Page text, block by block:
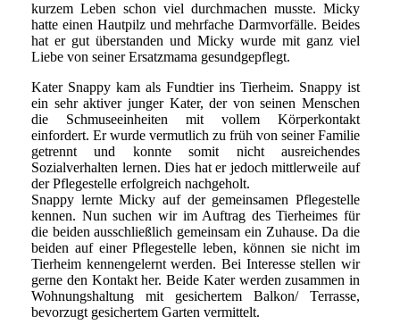
kurzem Leben schon viel durchmachen musste. Micky
hatte einen Hautpilz und mehrfache Darmvorfälle. Beides
hat er gut überstanden und Micky wurde mit ganz viel
Liebe von seiner Ersatzmama gesundgepflegt.
Kater Snappy kam als Fundtier ins Tierheim. Snappy ist
ein sehr aktiver junger Kater, der von seinen Menschen
die Schmuseeinheiten mit vollem Körperkontakt
einfordert. Er wurde vermutlich zu früh von seiner Familie
getrennt und konnte somit nicht ausreichendes
Sozialverhalten lernen. Dies hat er jedoch mittlerweile auf
der Pflegestelle erfolgreich nachgeholt.
Snappy lernte Micky auf der gemeinsamen Pflegestelle
kennen. Nun suchen wir im Auftrag des Tierheimes für
die beiden ausschließlich gemeinsam ein Zuhause. Da die
beiden auf einer Pflegestelle leben, können sie nicht im
Tierheim kennengelernt werden. Bei Interesse stellen wir
gerne den Kontakt her. Beide Kater werden zusammen in
Wohnungshaltung mit gesichertem Balkon/ Terrasse,
bevorzugt gesichertem Garten vermittelt.